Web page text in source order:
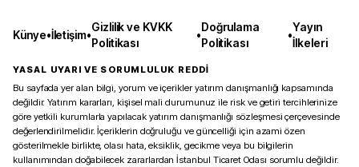
Künye•İletişim•
Gizlilik ve KVKK
Politikası
•
Doğrulama
Politikası
•
Yayın
İlkeleri
YASAL UYARI VE SORUMLULUK REDDİ
Bu sayfada yer alan bilgi, yorum ve içerikler yatırım danışmanlığı kapsamında
değildir. Yatırım kararları, kişisel mali durumunuz ile risk ve getiri tercihlerinize
göre yetkili kurumlarla yapılacak yatırım danışmanlığı sözleşmesi çerçevesinde
değerlendirilmelidir. İçeriklerin doğruluğu ve güncelliği için azami özen
gösterilmekle birlikte, olası hata, eksiklik, gecikme veya bu bilgilerin
kullanımından doğabilecek zararlardan İstanbul Ticaret Odası sorumlu değildir.